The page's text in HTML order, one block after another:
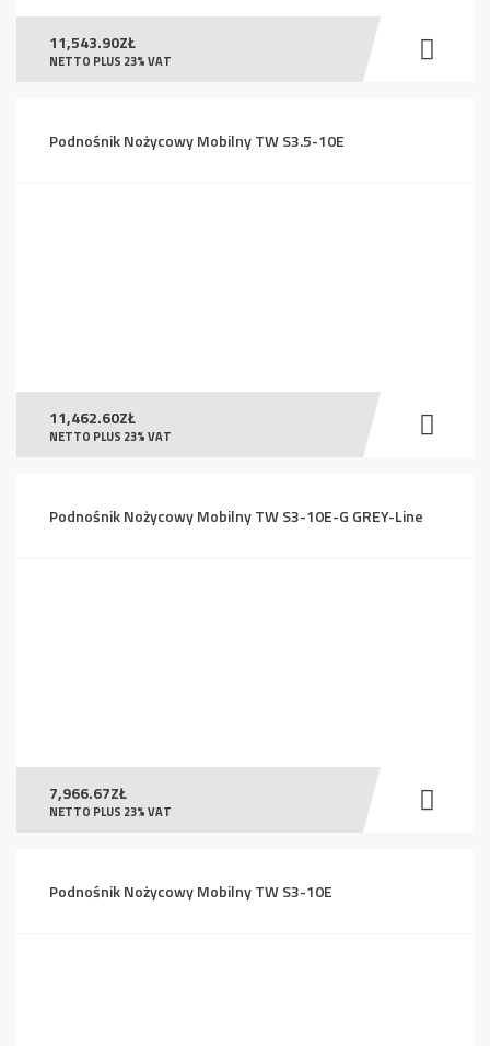
11,543.90ZŁ
NETTO PLUS 23% VAT
Podnośnik Nożycowy Mobilny TW S3.5-10E
11,462.60ZŁ
NETTO PLUS 23% VAT
Podnośnik Nożycowy Mobilny TW S3-10E-G GREY-Line
7,966.67ZŁ
NETTO PLUS 23% VAT
Podnośnik Nożycowy Mobilny TW S3-10E